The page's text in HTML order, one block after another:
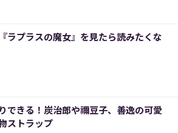
ラプラスの魔女』を見たら読みたくな
できる！炭治郎や禰豆子、善逸の可愛
ストラップ